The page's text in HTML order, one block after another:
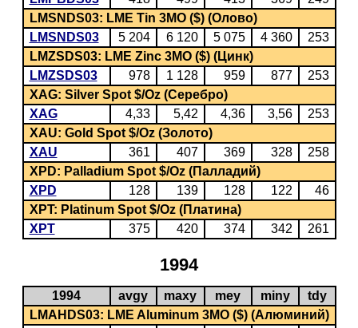
LMSNDS03: LME Tin 3MO ($) (Олово)
LMSNDS03
5 204 6 120 5 075 4 360
253
LMZSDS03: LME Zinc 3MO ($) (Цинк)
LMZSDS03
978 1 128 959 877
253
XAG: Silver Spot $/Oz (Серебро)
XAG
4,33 5,42 4,36 3,56
253
XAU: Gold Spot $/Oz (Золото)
XAU
361 407 369 328
258
XPD: Palladium Spot $/Oz (Палладий)
XPD
128 139 128 122
46
XPT: Platinum Spot $/Oz (Платина)
XPT
375 420 374 342 261
1994
1994 avgy maxy mey miny
tdy
LMAHDS03: LME Aluminum 3MO ($) (Алюминий)